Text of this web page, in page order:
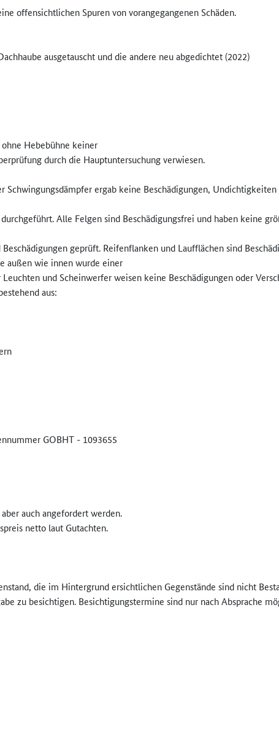
offensichtlichen Spuren von vorangegangenen Schäden.
ausgetauscht und die andere neu abgedichtet (2022)
Hebebühne keiner
durch die Hauptuntersuchung verwiesen.
Schwingungsdämpfer ergab keine Beschädigungen, Undichtigkeiten
Alle Felgen sind Beschädigungsfrei und haben keine
geprüft. Reifenflanken und Laufflächen sind
außen wie innen wurde einer
und Scheinwerfer weisen keine Beschädigungen oder
aus:
GOBHT - 1093655
auch angefordert werden.
netto laut Gutachten.
die im Hintergrund ersichtlichen Gegenstände sind nicht
zu besichtigen. Besichtigungstermine sind nur nach Absprache